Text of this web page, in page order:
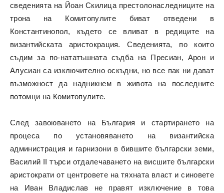
сведенията на Йоан Скилица престолонаследниците на
трона на Комитопулите биват отведени в
Константинопол, където се вливат в редиците на
византийската аристокрация. Сведенията, по които
съдим за по-нататъшната съдба на Пресиан, Арон и
Алусиан са изключително оскъдни, но все пак ни дават
възможност да надникнем в живота на последните
потомци на Комитопулите.
След завоюването на България и стартирането на
процеса по установяването на византийска
администрация и гарнизони в бившите български земи,
Василий II търси отдалечаването на висшите български
аристократи от центровете на тяхната власт и синовете
на Иван Владислав не правят изключение в това